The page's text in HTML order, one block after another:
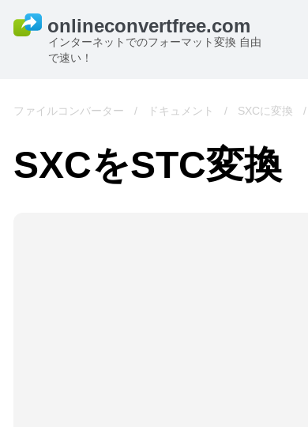
インターネットでのフォーマット変換 自由
で速い！
ファイルコンバーター / ドキュメント / SXCに変換 /
SXCをSTC変換